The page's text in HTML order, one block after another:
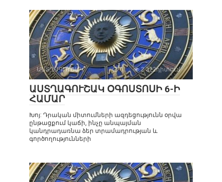
ԱՍՏՂԱԳՈՒՇԱԿ 0 2 322դիտում
ԱՍՏՂԱԳՈՒՇԱԿ ՕԳՈՍՏՈՍԻ 6-Ի
ՀԱՄԱՐ
Խոյ: Դրական միտումների ազդեցությունն օրվա
ընթացքում կաճի, ինչը անպայման
կանդրադառնա ձեր տրամադրության և
գործողությունների